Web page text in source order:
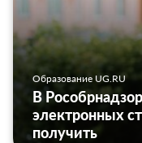
Образование UG.RU
В
электронных
получить